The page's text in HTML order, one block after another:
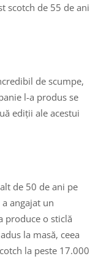
scotch de 55 de ani
de scumpe,
l-a produs se
ediții ale acestui
de 50 de ani pe
angajat un
produce o sticlă
la masă, ceea
la peste 17.000